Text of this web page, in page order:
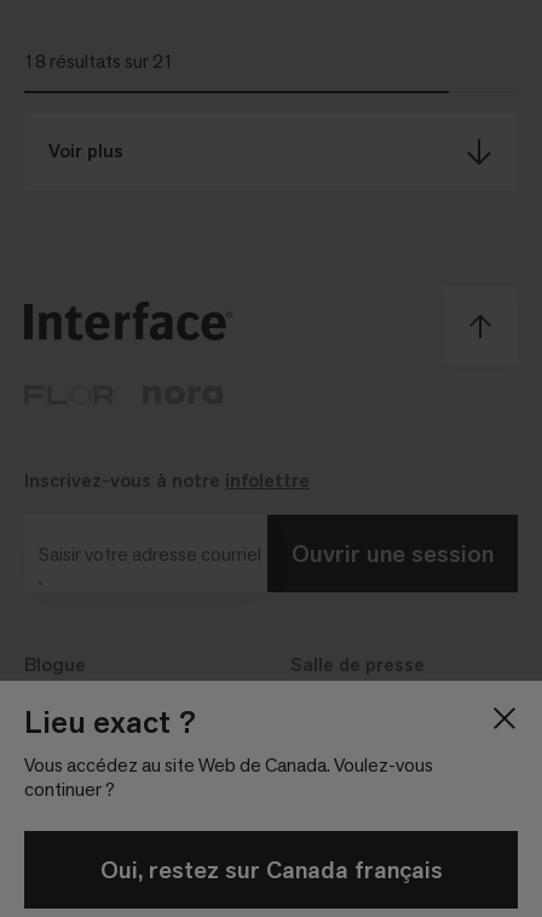
Lieu exact ?
Vous accédez au site Web de Canada. Voulez-vous
continuer ?
Oui, restez sur Canada français
18 résultats sur 21
Voir plus
Blogue
À propos de nous
Sites
Salle de presse
Lignes directrices
Inscrivez-vous à notre infolettre
Saisir votre adresse courriel Ouvrir une session